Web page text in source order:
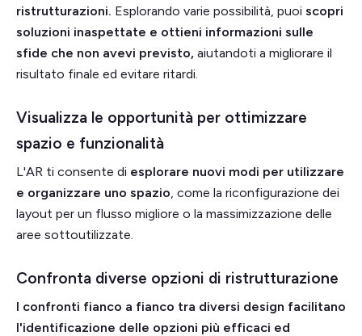
ristrutturazioni. Esplorando varie possibilità, puoi scopri
soluzioni inaspettate e ottieni informazioni sulle
sfide che non avevi previsto, aiutandoti a migliorare il
risultato finale ed evitare ritardi.
Visualizza le opportunità per ottimizzare
spazio e funzionalità
L'AR ti consente di esplorare nuovi modi per utilizzare
e organizzare uno spazio, come la riconfigurazione dei
layout per un flusso migliore o la massimizzazione delle
aree sottoutilizzate.
Confronta diverse opzioni di ristrutturazione
I confronti fianco a fianco tra diversi design facilitano
l'identificazione delle opzioni più efficaci ed